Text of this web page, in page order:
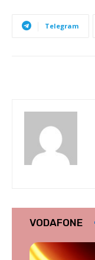
Telegram
VODAFONE